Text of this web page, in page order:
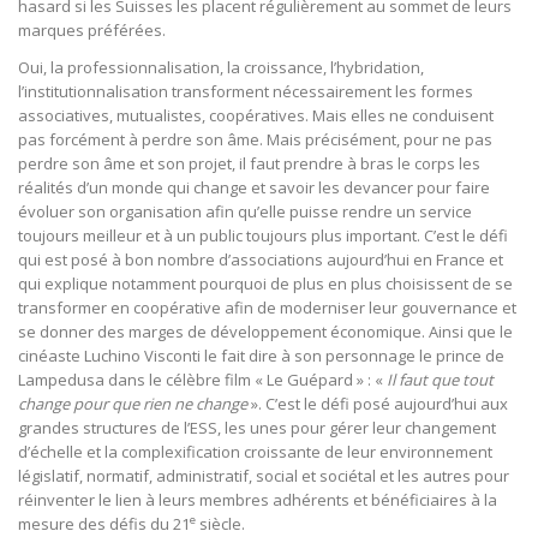
hasard si les Suisses les placent régulièrement au sommet de leurs
marques préférées.
Oui, la professionnalisation, la croissance, l’hybridation,
l’institutionnalisation transforment nécessairement les formes
associatives, mutualistes, coopératives. Mais elles ne conduisent
pas forcément à perdre son âme. Mais précisément, pour ne pas
perdre son âme et son projet, il faut prendre à bras le corps les
réalités d’un monde qui change et savoir les devancer pour faire
évoluer son organisation afin qu’elle puisse rendre un service
toujours meilleur et à un public toujours plus important. C’est le défi
qui est posé à bon nombre d’associations aujourd’hui en France et
qui explique notamment pourquoi de plus en plus choisissent de se
transformer en coopérative afin de moderniser leur gouvernance et
se donner des marges de développement économique. Ainsi que le
cinéaste Luchino Visconti le fait dire à son personnage le prince de
Lampedusa dans le célèbre film « Le Guépard » : « Il faut que tout
change pour que rien ne change». C’est le défi posé aujourd’hui aux
grandes structures de l’ESS, les unes pour gérer leur changement
d’échelle et la complexification croissante de leur environnement
législatif, normatif, administratif, social et sociétal et les autres pour
réinventer le lien à leurs membres adhérents et bénéficiaires à la
mesure des défis du 21e siècle.